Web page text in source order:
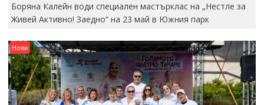
Боряна Калейн води специален мастърклас на „Нестле за
Живей Активно! Заедно“ на 23 май в Южния парк
Нови